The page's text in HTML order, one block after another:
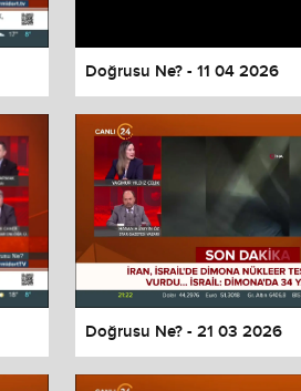
Doğrusu Ne? - 11 04 2026
Doğrusu Ne? - 21 03 2026